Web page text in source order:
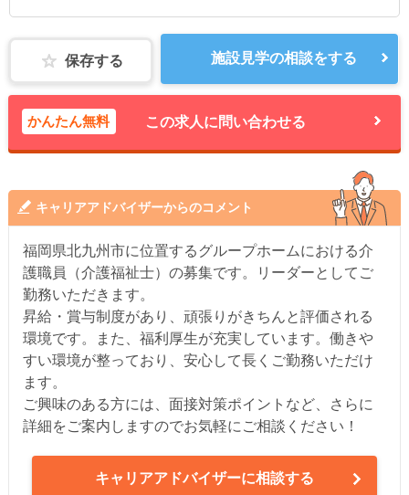
保存する 施設見学の相談をする
かんたん無料 この求人に問い合わせる
キャリアアドバイザーからのコメント
福岡県北九州市に位置するグループホームにおける介
護職員（介護福祉士）の募集です。リーダーとしてご
勤務いただきます。
昇給・賞与制度があり、頑張りがきちんと評価される
環境です。また、福利厚生が充実しています。働きや
すい環境が整っており、安心して長くご勤務いただけ
ます。
ご興味のある方には、面接対策ポイントなど、さらに
詳細をご案内しますのでお気軽にご相談ください！
キャリアアドバイザーに相談する